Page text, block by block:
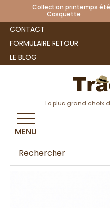
Collection
Casquette
CONTACT
FORMULAIRE RETOUR
LE BLOG
Le plus grand choix
MENU